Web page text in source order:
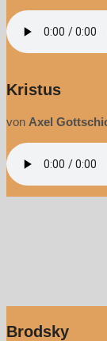
Kristus
von Axel
Brodsky